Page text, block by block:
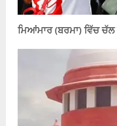
ਮਿਆਂਮਾਰ (ਬਰਮਾ) ਵਿੱਚ